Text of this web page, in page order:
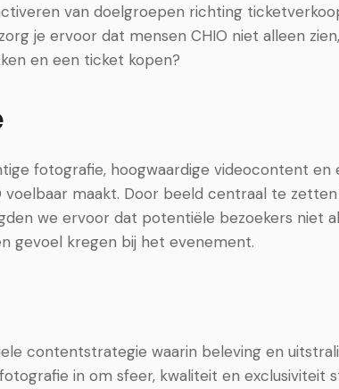
van doelgroepen richting
je ervoor dat mensen CHIO niet alleen
en een ticket kopen?
fotografie, hoogwaardige videocontent en
voelbaar maakt. Door beeld centraal te
we ervoor dat potentiële bezoekers niet
gevoel kregen bij het evenement.
contentstrategie waarin beleving en
in om sfeer, kwaliteit en exclusiviteit